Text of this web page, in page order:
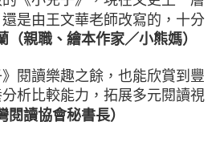
是由王文華老師改寫的，十分
親職、繪本作家／小熊媽）
閱讀樂趣之餘，也能欣賞到豐
析比較能力，拓展多元閱讀視
讀協會秘書長）